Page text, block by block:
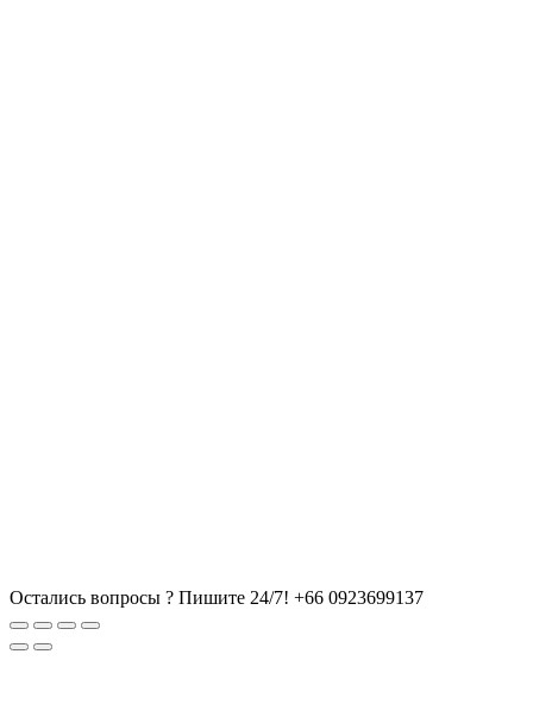
Остались вопросы ? Пишите 24/7! +66 0923699137